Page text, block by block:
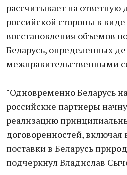
рассчитывает на ответную
российской стороны в
восстановления объемов
Беларусь, определенных
межправительственными
"Одновременно Беларусь
российские партнеры
реализацию
договоренностей, включая
поставки в Беларусь
подчеркнул Владислав